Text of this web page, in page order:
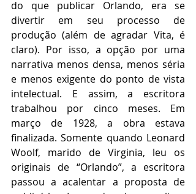
do que publicar Orlando, era se
divertir em seu processo de
produção (além de agradar Vita, é
claro). Por isso, a opção por uma
narrativa menos densa, menos séria
e menos exigente do ponto de vista
intelectual. E assim, a escritora
trabalhou por cinco meses. Em
março de 1928, a obra estava
finalizada. Somente quando Leonard
Woolf, marido de Virginia, leu os
originais de “Orlando”, a escritora
passou a acalentar a proposta de